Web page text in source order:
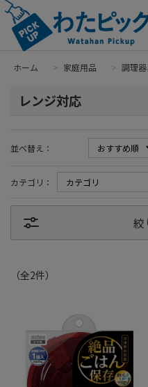
ホーム > 家庭用品 > 調理
レンジ対応
並べ替え：
カテゴリ：
絞
（全2件）